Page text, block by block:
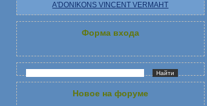
A'DONIKONS VINCENT VERMAHT
Форма входа
Новое на форуме